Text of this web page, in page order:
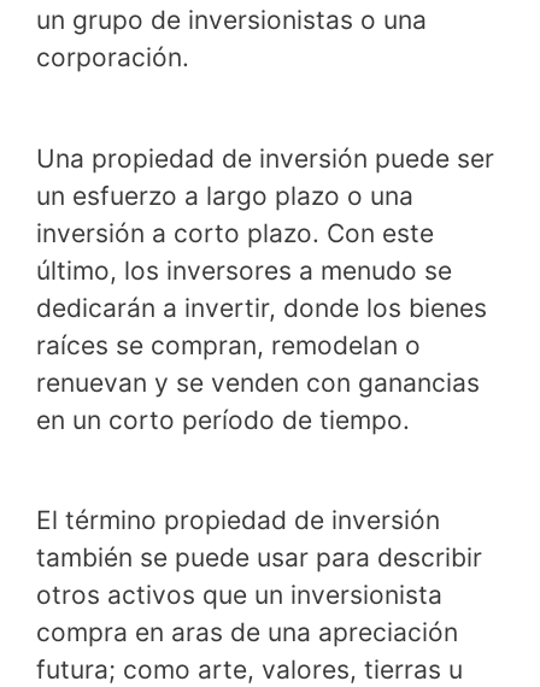
un grupo de inversionistas o una
corporación.
Una propiedad de inversión puede ser
un esfuerzo a largo plazo o una
inversión a corto plazo. Con este
último, los inversores a menudo se
dedicarán a invertir, donde los bienes
raíces se compran, remodelan o
renuevan y se venden con ganancias
en un corto período de tiempo.
El término propiedad de inversión
también se puede usar para describir
otros activos que un inversionista
compra en aras de una apreciación
futura; como arte, valores, tierras u